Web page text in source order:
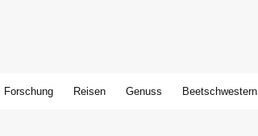
Forschung Reisen Genuss Beetschwestern